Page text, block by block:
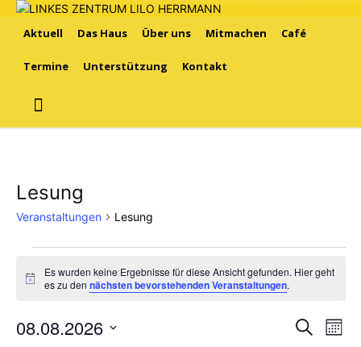
Aktuell Das Haus Über uns Mitmachen Café
Termine Unterstützung Kontakt
Lesung
Veranstaltungen Lesung
Veranstaltungen
Hinweis
Es wurden keine Ergebnisse für diese Ansicht gefunden. Hier geht
es zu dennächsten bevorstehenden Veranstaltungen.
Suche
08.08.2026